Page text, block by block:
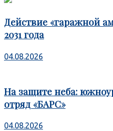
Действие «гаражной
2031 года
04.08.2026
На защите неба:
отряд «БАРС»
04.08.2026